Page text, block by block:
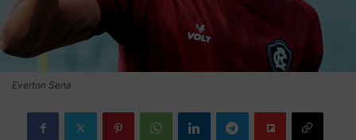
Everton Sena